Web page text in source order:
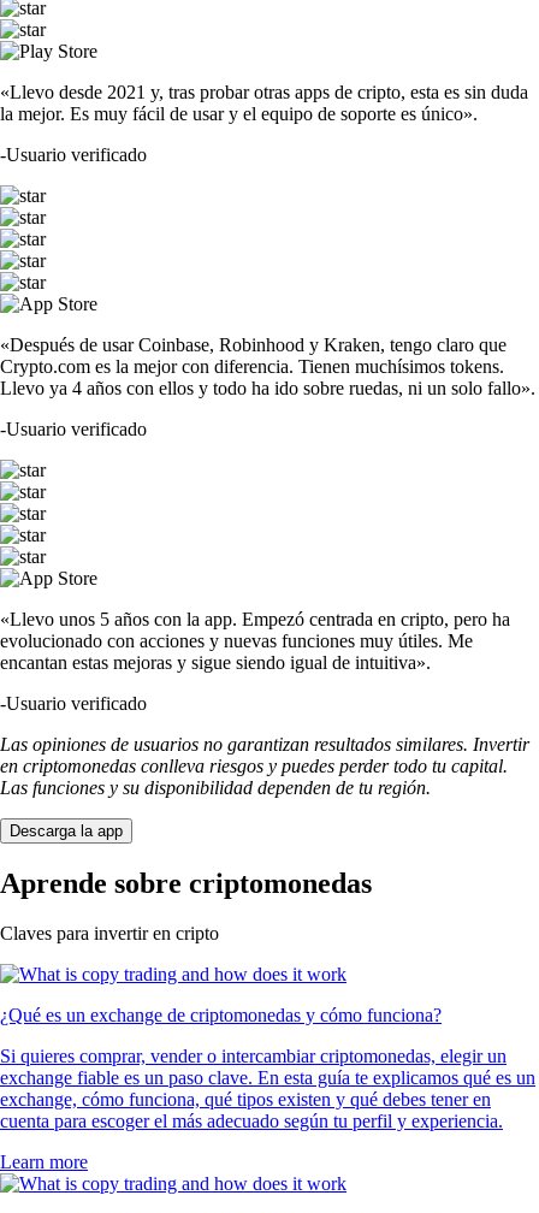
«Llevo desde 2021 y, tras probar otras apps de cripto, esta es sin duda
la mejor. Es muy fácil de usar y el equipo de soporte es único».
-Usuario verificado
«Después de usar Coinbase, Robinhood y Kraken, tengo claro que
Crypto.com es la mejor con diferencia. Tienen muchísimos tokens.
Llevo ya 4 años con ellos y todo ha ido sobre ruedas, ni un solo fallo».
-Usuario verificado
«Llevo unos 5 años con la app. Empezó centrada en cripto, pero ha
evolucionado con acciones y nuevas funciones muy útiles. Me
encantan estas mejoras y sigue siendo igual de intuitiva».
-Usuario verificado
Las opiniones de usuarios no garantizan resultados similares. Invertir
en criptomonedas conlleva riesgos y puedes perder todo tu capital.
Las funciones y su disponibilidad dependen de tu región.
Descarga la app
Aprende sobre criptomonedas
Claves para invertir en cripto
¿Qué es un exchange de criptomonedas y cómo funciona?
Si quieres comprar, vender o intercambiar criptomonedas, elegir un
exchange fiable es un paso clave. En esta guía te explicamos qué es un
exchange, cómo funciona, qué tipos existen y qué debes tener en
cuenta para escoger el más adecuado según tu perfil y experiencia.
Learn more